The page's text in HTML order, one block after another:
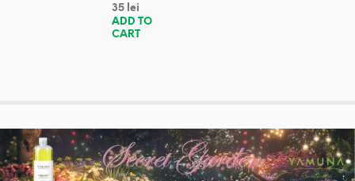
35 lei
ADD TO
CART